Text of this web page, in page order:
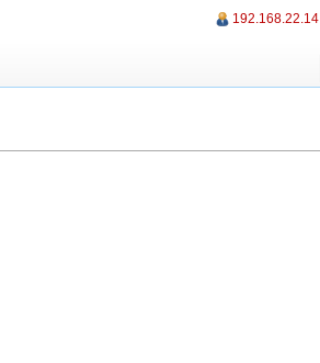
192.168.22.14